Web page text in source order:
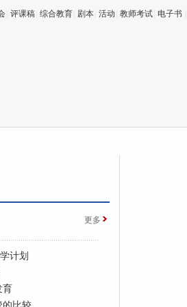
评课稿 综合教育 剧本 活动 教师考试 电子书
更多
计划
育